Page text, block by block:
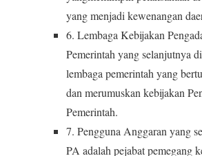
yang menjadi kewenangan
6. Lembaga Kebijakan
Pemerintah yang selanjutnya
lembaga pemerintah yang
dan merumuskan kebijakan
Pemerintah.
7. Pengguna Anggaran yang
PA adalah pejabat pemegang